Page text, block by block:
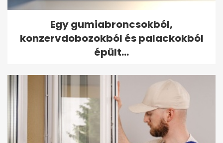
Egy gumiabroncsokból,
konzervdobozokból és palackokból
épült...